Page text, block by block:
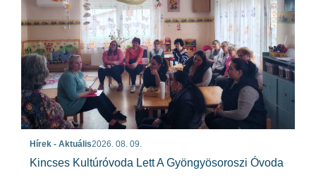
Hírek - Aktuális2026. 08. 09.
Kincses Kultúróvoda Lett A Gyöngyösoroszi Óvoda